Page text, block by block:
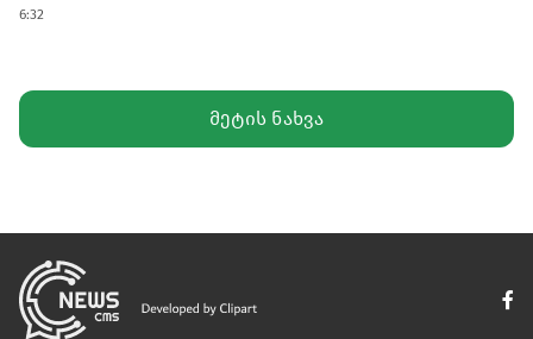
პირველადი ხელშესახები შედეგები ე.წ. არაქირურგიული
მეთოდებით მივიღეთ", - აღნიშნა ვარლამ
ებანოიძემ.მისივე შეფასებით, ამ შედეგების მიღწევაში
ინფრასტრუქტურამ, რომელმაც გადახდებისა და
მონაცემთა გაცვლის ალტერნატიული მექანიზმები
შექმნა.ვარლამ ებანოიძის განცხადებით, ამ
6:32
მეტის ნახვა